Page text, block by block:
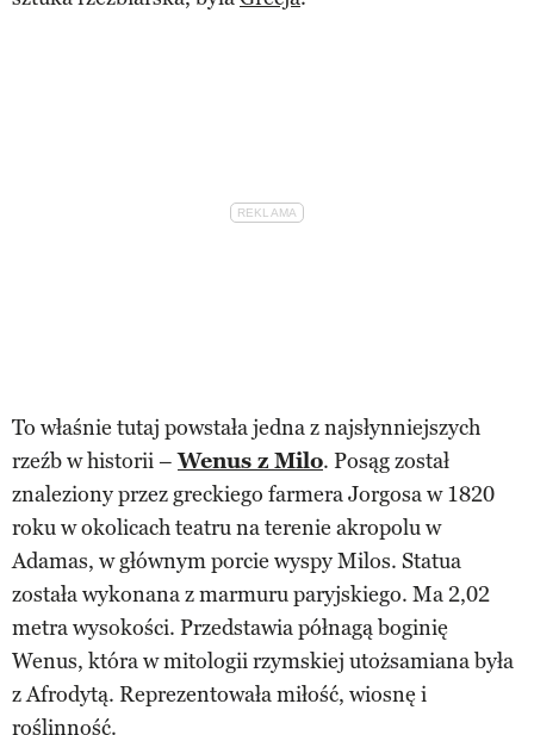
To właśnie tutaj powstała jedna z najsłynniejszych
rzeźb w historii –Wenus z Milo. Posąg został
znaleziony przez greckiego farmera Jorgosa w 1820
roku w okolicach teatru na terenie akropolu w
Adamas, w głównym porcie wyspy Milos. Statua
została wykonana z marmuru paryjskiego. Ma 2,02
metra wysokości. Przedstawia półnagą boginię
Wenus, która w mitologii rzymskiej utożsamiana była
z Afrodytą. Reprezentowała miłość, wiosnę i
roślinność.